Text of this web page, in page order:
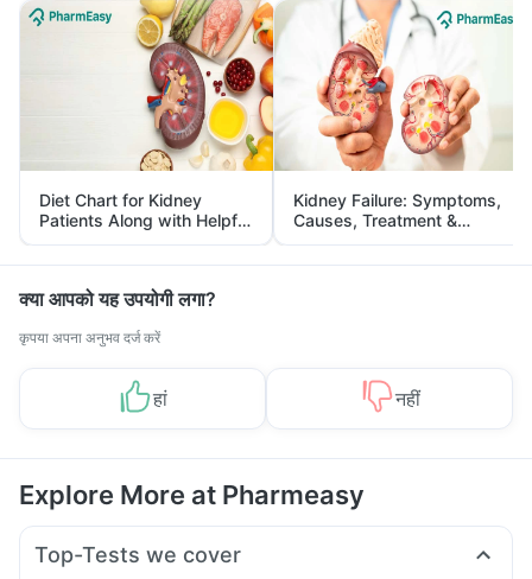
Diet Chart for Kidney
Patients Along with Helpful
Tips
Kidney Failure: Symptoms,
Causes, Treatment &
Prevention
क्या आपको यह उपयोगी लगा?
कृपया अपना अनुभव दर्ज करें
हां नहीं
Explore More at Pharmeasy
Top-Tests we cover